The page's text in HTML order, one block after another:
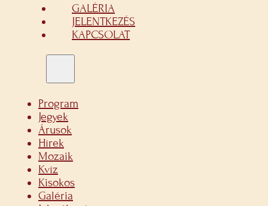
GALÉRIA
JELENTKEZÉS
KAPCSOLAT
Program
Jegyek
Árusok
Hírek
Mozaik
Kvíz
Kisokos
Galéria